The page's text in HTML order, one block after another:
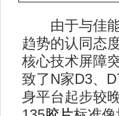
由于与佳能
趋势的认同态
核心技术屏障
致了N家D3、
身平台起步较